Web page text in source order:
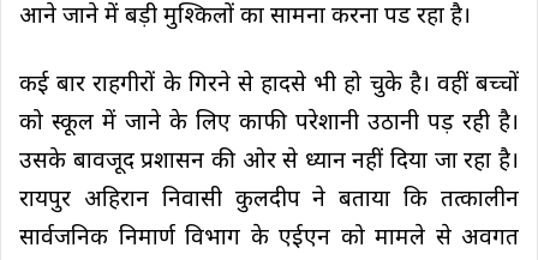
आने जाने में बड़ी मुश्किलों का सामना करना पड रहा है।
कई बार राहगीरों के गिरने से हादसे भी हो चुके है। वहीं बच्चों
को स्कूल में जाने के लिए काफी परेशानी उठानी पड़ रही है।
उसके बावजूद प्रशासन की ओर से ध्यान नहीं दिया जा रहा है।
रायपुर अहिरान निवासी कुलदीप ने बताया कि तत्कालीन
सार्वजनिक निमार्ण विभाग के एईएन को मामले से अवगत